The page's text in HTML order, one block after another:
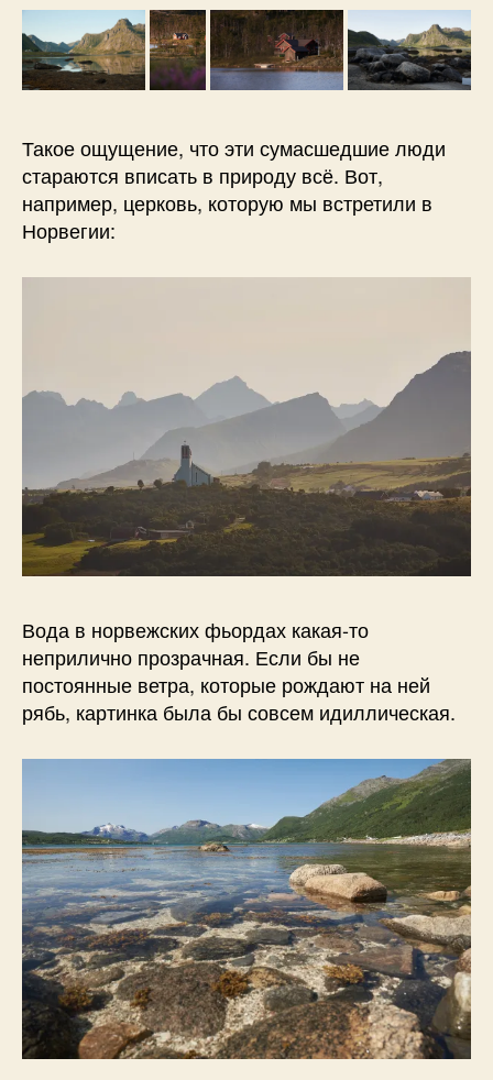
Такое ощущение, что эти сумасшедшие люди
стараются вписать в природу всё. Вот,
например, церковь, которую мы встретили в
Норвегии:
Вода в норвежских фьордах какая-то
неприлично прозрачная. Если бы не
постоянные ветра, которые рождают на ней
рябь, картинка была бы совсем идиллическая.